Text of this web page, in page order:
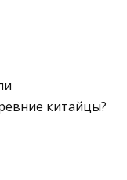
китайцы?